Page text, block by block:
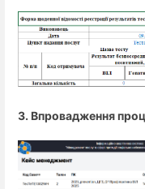
3. Впровадження